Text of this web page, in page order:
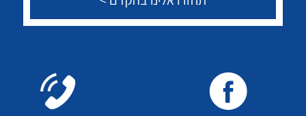
לכל מוצרי היצרן לכל מוצרי היצרן